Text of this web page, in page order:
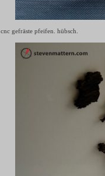
cnc gefräste pfeifen. hübsch.